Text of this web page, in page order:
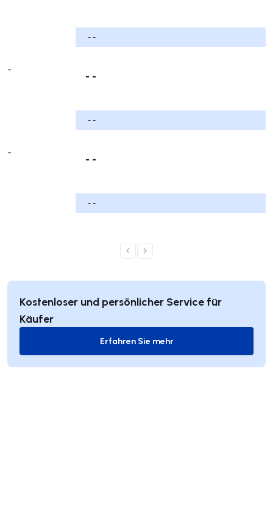
- -
-
- -
- -
-
- -
- -
Kostenloser und persönlicher Service für
Käufer
Erfahren Sie mehr
Erfahren Sie mehr